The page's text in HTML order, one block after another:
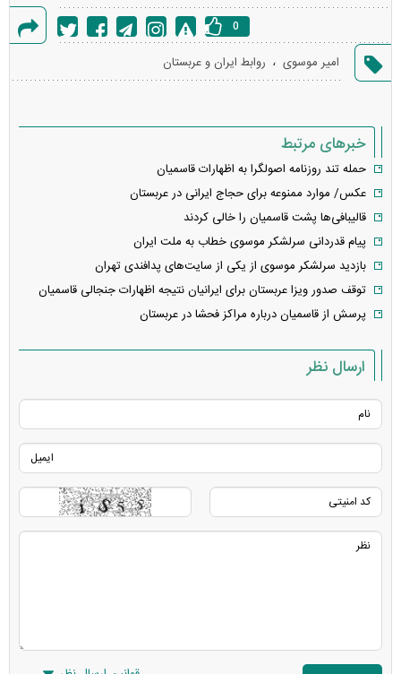
گزارش
خطا
0
امیر موسوی ، روابط ایران و عربستان
خبرهای مرتبط
حمله تند روزنامه اصولگرا به اظهارات قاسمیان
عکس/ موارد ممنوعه برای حجاج ایرانی در عربستان
قالیبافی‌ها پشت قاسمیان را خالی کردند
پیام قدردانی سرلشکر موسوی خطاب به ملت ایران
بازدید سرلشکر موسوی از یکی از سایت‌های پدافندی تهران
توقف صدور ویزا عربستان برای ایرانیان نتیجه اظهارات جنجالی قاسمیان
پرسش از قاسمیان درباره مراکز فحشا در عربستان
ارسال نظر